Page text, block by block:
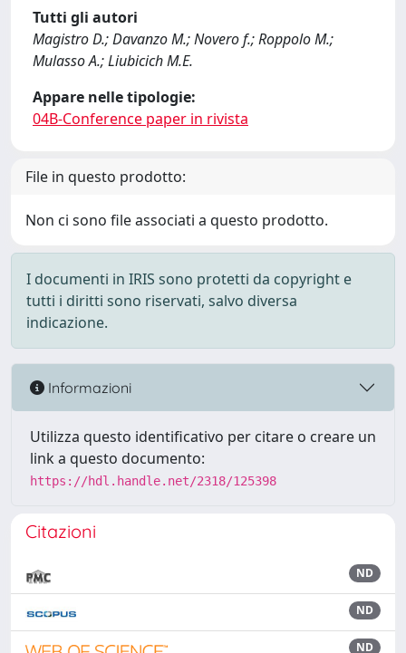
Tutti gli autori
Magistro D.; Davanzo M.; Novero f.; Roppolo M.;
Mulasso A.; Liubicich M.E.
Appare nelle tipologie:
04B-Conference paper in rivista
File in questo prodotto:
Non ci sono file associati a questo prodotto.
I documenti in IRIS sono protetti da copyright e
tutti i diritti sono riservati, salvo diversa
indicazione.
Informazioni
Utilizza questo identificativo per citare o creare un
link a questo documento:
https://hdl.handle.net/2318/125398
Citazioni
ND
ND
ND